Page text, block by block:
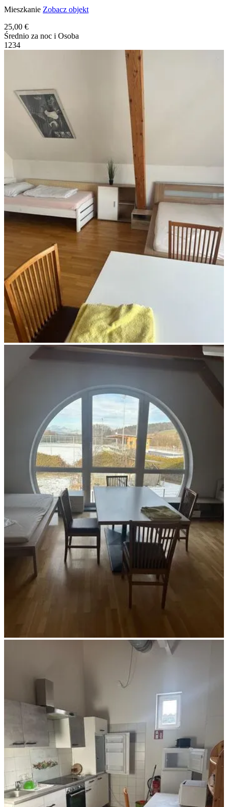
Mieszkanie Zobacz objekt
25,00 €
Średnio za noc i Osoba
1 234